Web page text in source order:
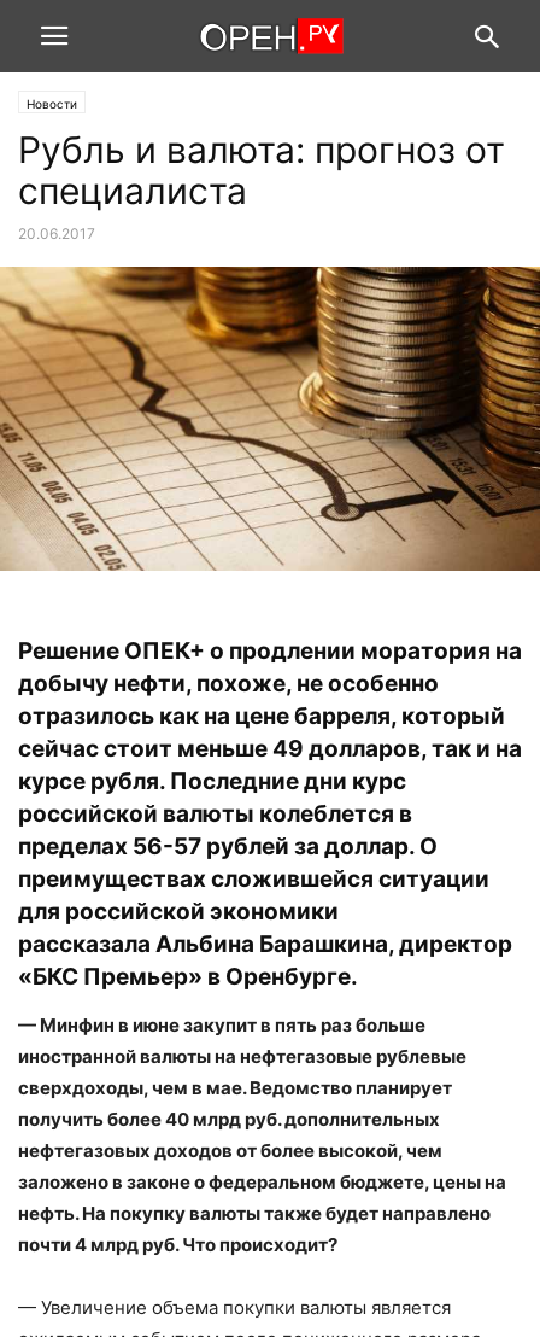
Новости
Рубль и валюта: прогноз от
специалиста
20.06.2017
Решение ОПЕК+ о продлении моратория на
добычу нефти, похоже, не особенно
отразилось как на цене барреля, который
сейчас стоит меньше 49 долларов, так и на
курсе рубля. Последние дни курс
российской валюты колеблется в
пределах 56-57 рублей за доллар. О
преимуществах сложившейся ситуации
для российской экономики
рассказала Альбина Барашкина, директор
«БКС Премьер» в Оренбурге.
— Минфин в июне закупит в пять раз больше
иностранной валюты на нефтегазовые рублевые
сверхдоходы, чем в мае. Ведомство планирует
получить более 40 млрд руб. дополнительных
нефтегазовых доходов от более высокой, чем
заложено в законе о федеральном бюджете, цены на
нефть. На покупку валюты также будет направлено
почти 4 млрд руб. Что происходит?
— Увеличение объема покупки валюты является